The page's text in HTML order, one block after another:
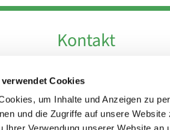
Cookies
um Inhalte und Anzeigen zu
und die Zugriffe auf unsere
Kontakt
Fax +49 30 924 54 18
E-Mailinfo@theresa-